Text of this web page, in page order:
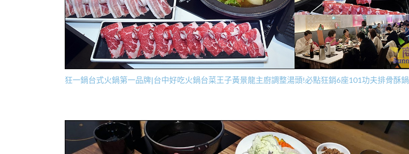
狂一鍋台式火鍋第一品牌|台中好吃火鍋台菜王子黃景龍主廚調整湯頭!必點狂銷6座101功夫排骨酥鍋